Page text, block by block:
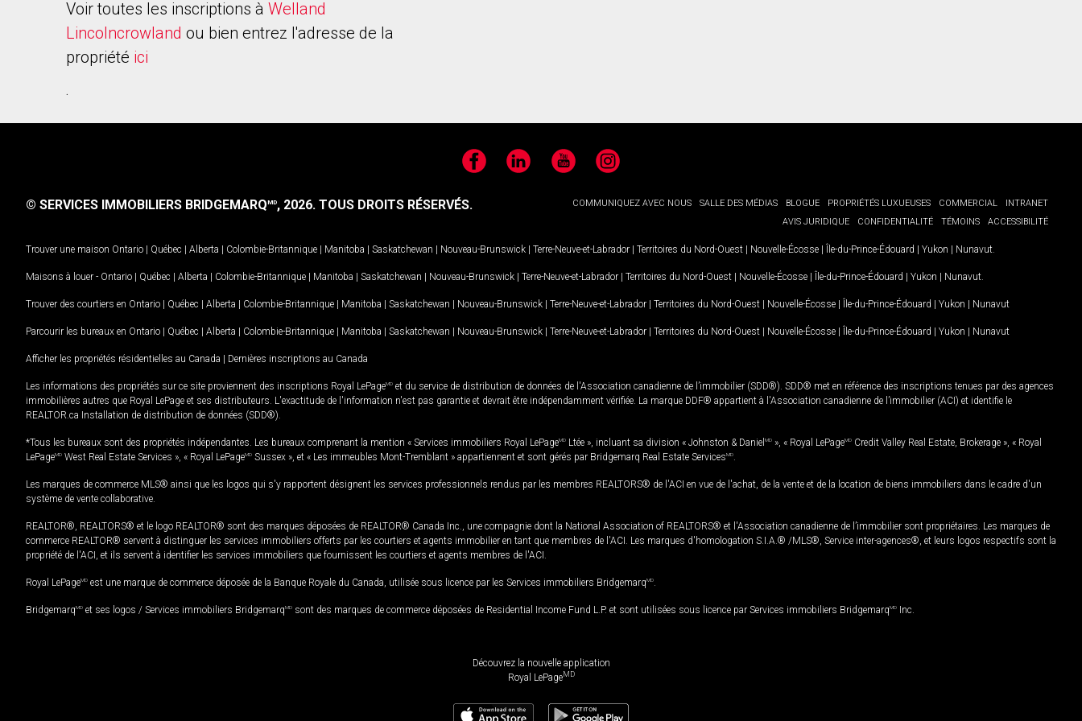
Voir toutes les inscriptions à Welland
Lincolncrowland ou bien entrez l'adresse de la
propriété ici
.
FacebookLinkedIn YouTubeInstagram
COMMUNIQUEZ AVEC NOUS SALLE DES MÉDIAS BLOGUE PROPRIÉTÉS LUXUEUSES COMMERCIAL
INTRANET
AVIS JURIDIQUE
CONFIDENTIALITÉ TÉMOINS ACCESSIBILITÉ
© SERVICES IMMOBILIERS BRIDGEMARQMD, 2026. TOUS DROITS RÉSERVÉS.
Trouver une maison Ontario | Québec | Alberta | Colombie-Britannique | Manitoba | Saskatchewan | Nouveau-Brunswick | Terre-Neuve-et-Labrador | Territoires du Nord-Ouest | Nouvelle-Écosse | Île-du-Prince-Édouard | Yukon | Nunavut
Maisons à louer - Ontario | Québec | Alberta | Colombie-Britannique | Manitoba | Saskatchewan | Nouveau-Brunswick | Terre-Neuve-et-Labrador | Territoires du Nord-Ouest | Nouvelle-Écosse | Île-du-Prince-Édouard | Yukon | Nunavut
Trouver des courtiers en Ontario | Québec | Alberta | Colombie-Britannique | Manitoba | Saskatchewan | Nouveau-Brunswick | Terre-Neuve-et-Labrador | Territoires du Nord-Ouest | Nouvelle-Écosse | Île-du-Prince-Édouard | Yukon | Nunavut
Parcourir les bureaux en Ontario | Québec | Alberta | Colombie-Britannique | Manitoba | Saskatchewan | Nouveau-Brunswick | Terre-Neuve-et-Labrador | Territoires du Nord-Ouest | Nouvelle-Écosse | Île-du-Prince-Édouard | Yukon | Nunavut
Afficher les propriétés résidentielles au Canada | Dernières inscriptions au Canada
Les informations des propriétés sur ce site proviennent des inscriptions Royal LePageMD et du service de distribution de données de l'Association canadienne de l’immobilier (SDD®). SDD® met en référence des inscriptions tenues par des agences
immobilières autres que Royal LePage et ses distributeurs. L'exactitude de l'information n'est pas garantie et devrait être indépendamment vérifiée. La marque DDF® appartient à l'Association canadienne de l’immobilier (ACI) et identifie le
REALTOR.ca Installation de distribution de données (SDD®).
*Tous les bureaux sont des propriétés indépendantes. Les bureaux comprenant la mention « Services immobiliers Royal LePageMD Ltée », incluant sa division « Johnston & Daniel MD », « Royal LePageMD Credit Valley Real Estate, Brokerage », « Royal
LePageMD West Real Estate Services », « Royal LePageMD Sussex », et « Les immeubles Mont-Tremblant » appartiennent et sont gérés par Bridgemarq Real Estate ServicesMD
Les marques de commerce MLS® ainsi que les logos qui s'y rapportent désignent les services professionnels rendus par les membres REALTORS® de l'ACI en vue de l'achat, de la vente et de la location de biens immobiliers dans le cadre d'un
système de vente collaborative.
REALTOR®, REALTORS® et le logo REALTOR® sont des marques déposées de REALTOR® Canada Inc., une compagnie dont la National Association of REALTORS® et l'Association canadienne de l’immobilier sont propriétaires. Les marques de
commerce REALTOR® servent à distinguer les services immobiliers offerts par les courtiers et agents immobilier en tant que membres de l'ACI. Les marques d'homologation S.I.A.® /MLS®, Service inter-agences®, et leurs logos respectifs sont la
propriété de l'ACI, et ils servent à identifier les services immobiliers que fournissent les courtiers et agents membres de l'ACI.
Royal LePageMD est une marque de commerce déposée de la Banque Royale du Canada, utilisée sous licence par les Services immobiliers BridgemarqMD
BridgemarqMD et ses logos / Services immobiliers BridgemarqMD sont des marques de commerce déposées de Residential Income Fund L.P. et sont utilisées sous licence par Services immobiliers BridgemarqMD Inc.
Découvrez la nouvelle application
Royal LePageMD